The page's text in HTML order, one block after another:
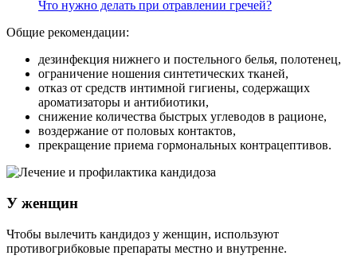
Что нужно делать при отравлении гречей?
Общие рекомендации:
дезинфекция нижнего и постельного белья, полотенец,
ограничение ношения синтетических тканей,
отказ от средств интимной гигиены, содержащих
ароматизаторы и антибиотики,
снижение количества быстрых углеводов в рационе,
воздержание от половых контактов,
прекращение приема гормональных контрацептивов.
У женщин
Чтобы вылечить кандидоз у женщин, используют
противогрибковые препараты местно и внутренне.